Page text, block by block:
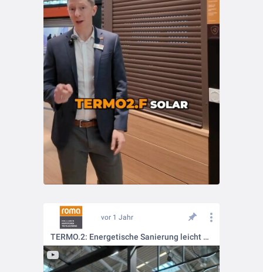
vor 1 Jahr
TERMO.2: Energetische Sanierung leicht gemacht